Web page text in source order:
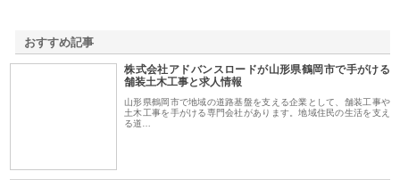
おすすめ記事
株式会社アドバンスロードが山形県鶴岡市で手がける
舗装土木工事と求人情報
山形県鶴岡市で地域の道路基盤を支える企業として、舗装工事や
土木工事を手がける専門会社があります。地域住民の生活を支え
る道…